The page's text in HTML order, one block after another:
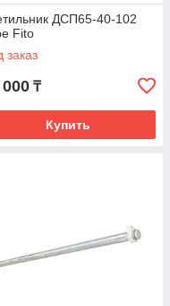
ДСП65-40-102
Fito
заказ
₸
Купить